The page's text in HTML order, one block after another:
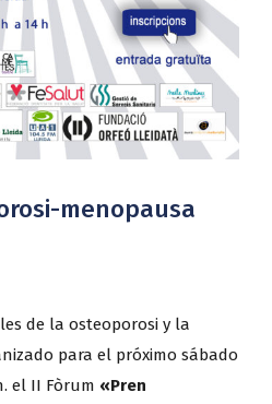
menopausa
de la osteoporosi y la
para el próximo sábado
el II Fòrum «Pren